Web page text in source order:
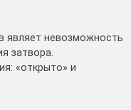
являет невозможность
затвора.
«открыто» и